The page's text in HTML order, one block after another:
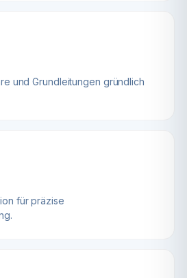
und Grundleitungen gründlich
für präzise